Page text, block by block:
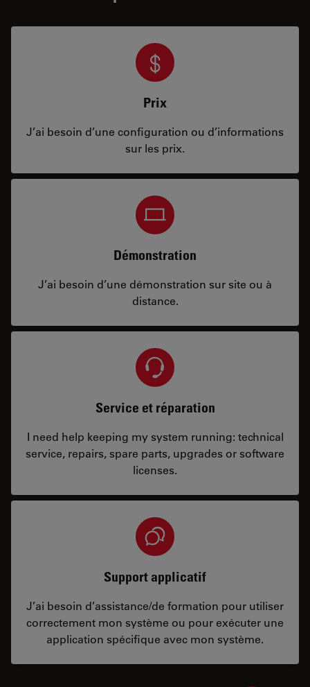
Prix
J’ai besoin d’une configuration ou d’informations
sur les prix.
Démonstration
J’ai besoin d’une démonstration sur site ou à
distance.
Service et réparation
I need help keeping my system running: technical
service, repairs, spare parts, upgrades or software
licenses.
Support applicatif
J’ai besoin d’assistance/de formation pour utiliser
correctement mon système ou pour exécuter une
application spécifique avec mon système.